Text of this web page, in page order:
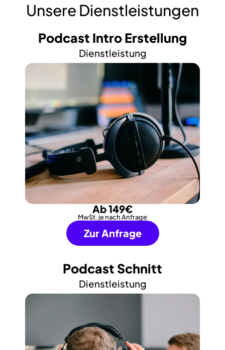
Unsere Dienstleistungen
Podcast Intro Erstellung
Dienstleistung
Ab 149€
MwSt. je nach Anfrage
Zur Anfrage
Podcast Schnitt
Dienstleistung